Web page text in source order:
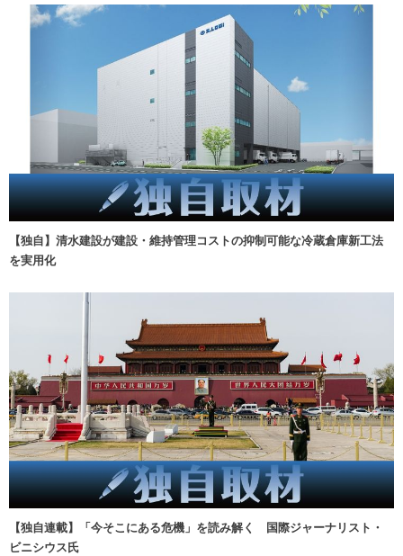
【独自】清水建設が建設・維持管理コストの抑制可能な冷蔵倉庫新工法
を実用化
【独自連載】「今そこにある危機」を読み解く 国際ジャーナリスト・
ビニシウス氏